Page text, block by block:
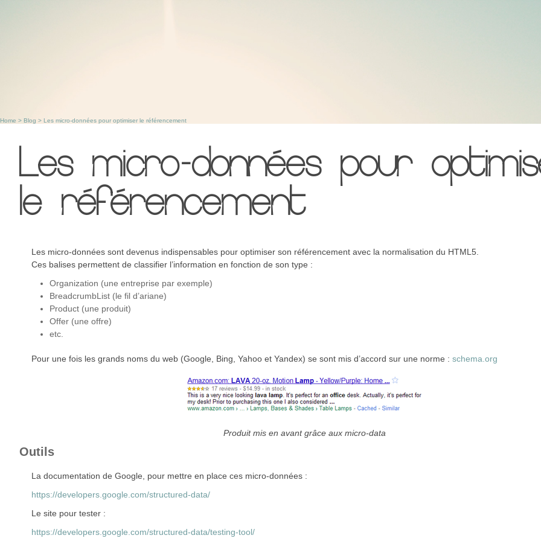
Home > Blog > Les micro-données pour optimiser le référencement
Les micro-données pour
le référencement
Les micro-données sont devenus indispensables pour optimiser son référencement avec la normalisation du HTML5.
Ces balises permettent de classifier l’information en fonction de son type :
Organization (une entreprise par exemple)
BreadcrumbList (le fil d’ariane)
Product (une produit)
Offer (une offre)
etc.
Pour une fois les grands noms du web (Google, Bing, Yahoo et Yandex) se sont mis d’accord sur une norme : schema.org
Produit mis en avant grâce aux micro-data
Outils
La documentation de Google, pour mettre en place ces micro-données :
https://developers.google.com/structured-data/
Le site pour tester :
https://developers.google.com/structured-data/testing-tool/